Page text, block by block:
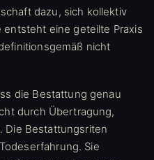
dazu, sich kollektiv
entsteht eine geteilte Praxis
nicht
die Bestattung genau
durch Übertragung,
. Die Bestattungsriten
Sie